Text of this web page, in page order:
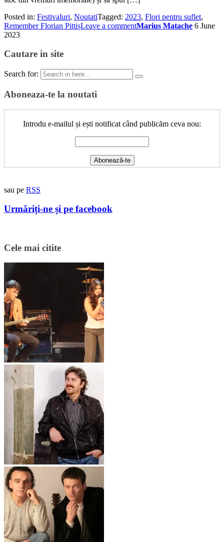
Posted in: Festivaluri, NoutatiTagged: 2023, Flori pentru suflet,
Remember Florian PittișLeave a commentMarius Matache 6 June
2023
Cautare in site
Search for:
Aboneaza-te la noutati
Introdu e-mailul și ești notificat când publicăm ceva nou:
sau pe RSS
Urmăriți-ne și pe facebook
Cele mai citite